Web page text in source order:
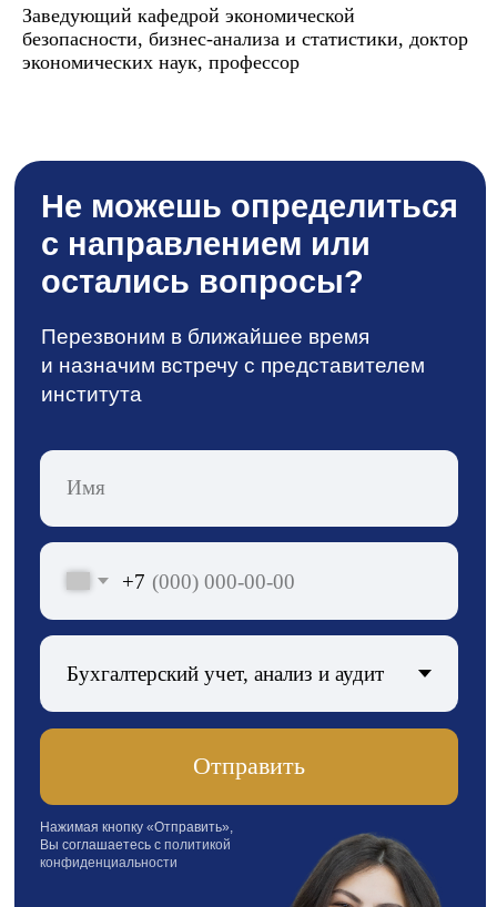
Заведующий кафедрой экономической
безопасности, бизнес-анализа и статистики, доктор
экономических наук, профессор
Отправить
Нажимая кнопку «Отправить»,
конфиденциальности
inf@stgau.ru
Политика конфиденциальности
Разработано Викторией
Емельяновой